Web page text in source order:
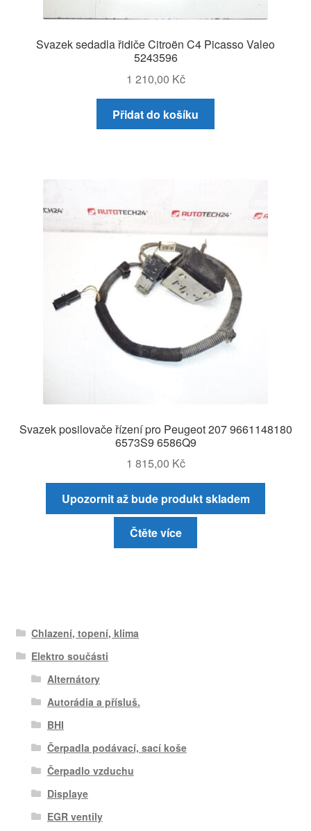
Svazek sedadla řidiče Citroën C4 Picasso Valeo
5243596
1 210,00 Kč
Přidat do košíku
Svazek posilovače řízení pro Peugeot 207 9661148180
6573S9 6586Q9
1 815,00 Kč
Upozornit až bude produkt skladem
Čtěte více
Chlazení, topení, klima
Elektro součásti
Alternátory
Autorádia a přísluš.
BHI
Čerpadla podávací, sací koše
Čerpadlo vzduchu
Displaye
EGR ventily